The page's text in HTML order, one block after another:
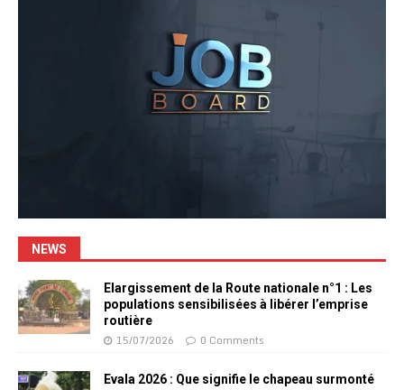
NEWS
Elargissement de la Route nationale n°1 : Les
populations sensibilisées à libérer l’emprise
routière
15/07/2026 0 Comments
Evala 2026 : Que signifie le chapeau surmonté